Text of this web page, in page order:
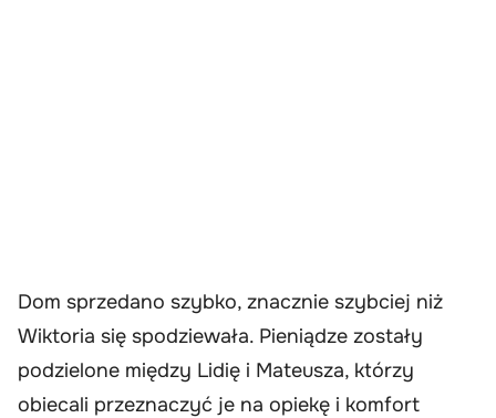
Dom sprzedano szybko, znacznie szybciej niż
Wiktoria się spodziewała. Pieniądze zostały
podzielone między Lidię i Mateusza, którzy
obiecali przeznaczyć je na opiekę i komfort